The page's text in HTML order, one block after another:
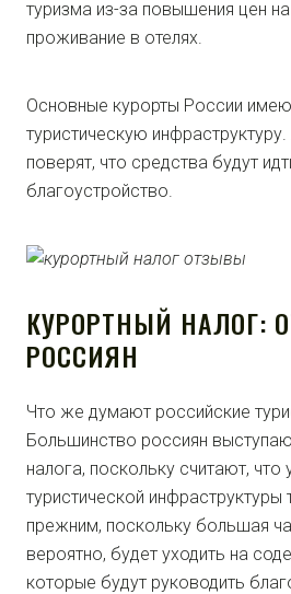
туризма из-за повышения цен
проживание в отелях.
Основные курорты России
туристическую
поверят, что средства будут
благоустройство.
КУРОРТНЫЙ НАЛОГ:
РОССИЯН
Что же думают российские
Большинство россиян
налога, поскольку считают, что
туристической инфраструктуры
прежним, поскольку большая
вероятно, будет уходить на
которые будут руководить